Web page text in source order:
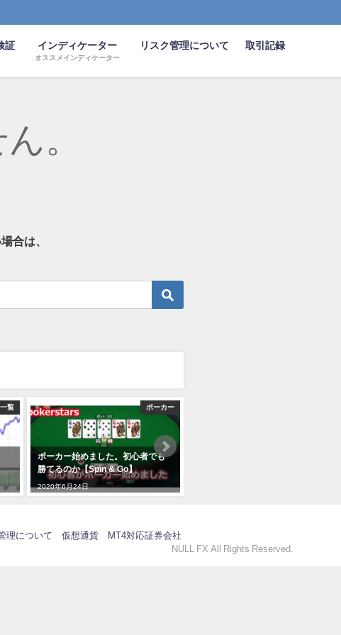
証 インディケーター
オススメインディケーター
リスク管理について 取引記録
。
合は、
覧 ポーカー
ポーカー始めました。初心者でも
勝てるのか【Spin & Go】
2020年6月24日
理について 仮想通貨
MT4対応証券会社
NULL FX All Rights Reserved.